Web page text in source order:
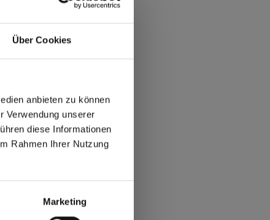
Über Cookies
anbieten zu können
Verwendung unserer
diese Informationen
Rahmen Ihrer Nutzung
Marketing
offers in Europe